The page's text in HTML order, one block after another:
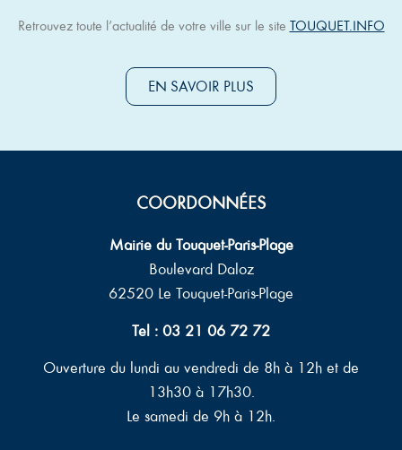
Retrouvez toute l’actualité de votre ville sur le site TOUQUET.INFO
EN SAVOIR PLUS
COORDONNÉES
Mairie du Touquet-Paris-Plage
Boulevard Daloz
62520 Le Touquet-Paris-Plage
Tel : 03 21 06 72 72
Ouverture du lundi au vendredi de 8h à 12h et de
13h30 à 17h30.
Le samedi de 9h à 12h.